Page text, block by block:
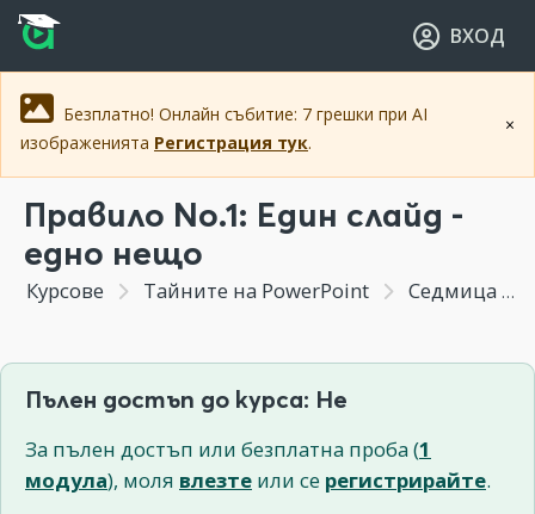
Прескочи към основното съдържание
Прескочи към навигацията
ВХОД
×
Безплатно! Онлайн събитие: 7 грешки при AI
изображенията Регистрация тук.
Правило No.1: Един слайд -
едно нещо
Курсове Тайните на PowerPoint Седмица 1 - Важни правила и тънкости при създаване на презентации с PowerPoint
Пълен достъп до курса: Не
За пълен достъп или безплатна проба (1
модула), моля влезте или се регистрирайте.